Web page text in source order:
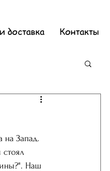
доставка Контакты
на Запад.
Наш